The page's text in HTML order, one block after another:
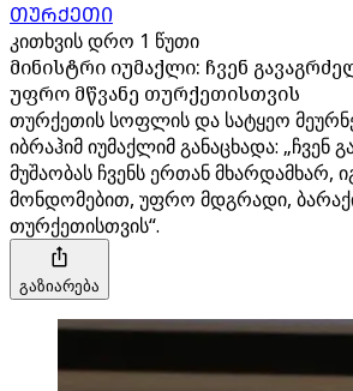
ᲗᲣᲠᲥᲔᲗᲘ
კითხვის დრო 1 წუთი
მინისტრი იუმაქლი: ჩვენ
უფრო მწვანე თურქეთისთვის
თურქეთის სოფლის და სატყეო
იბრაჰიმ იუმაქლიმ განაცხადა: „ჩვენ
მუშაობას ჩვენს ერთან მხარდამხარ,
მონდომებით, უფრო მდგრადი,
თურქეთისთვის“.
გაზიარება